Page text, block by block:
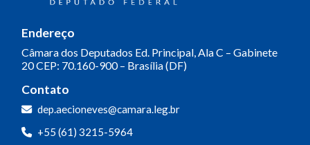
Endereço
Câmara dos Deputados Ed. Principal, Ala C – Gabinete
20CEP: 70.160-900 – Brasília (DF)
Contato
dep.aecioneves@camara.leg.br
+55 (61) 3215-5964